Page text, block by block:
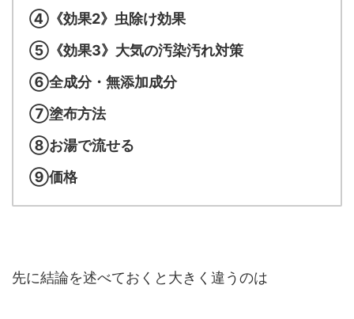
④《効果2》虫除け効果
⑤《効果3》大気の汚染汚れ対策
⑥全成分・無添加成分
⑦塗布方法
⑧お湯で流せる
⑨価格
先に結論を述べておくと大きく違うのは